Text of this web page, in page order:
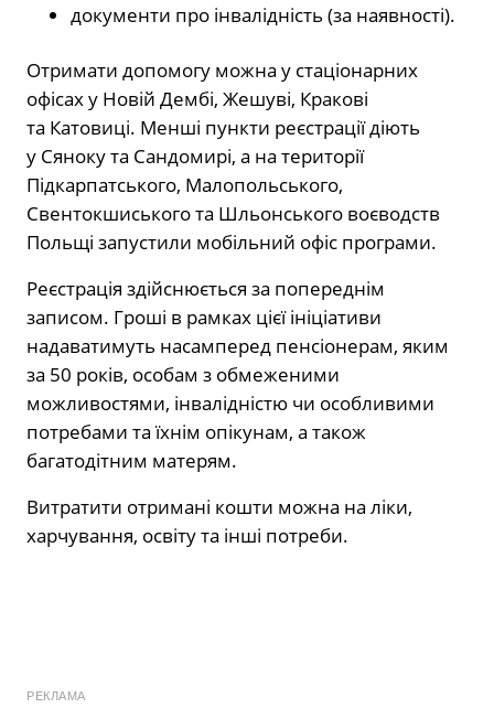
документи про інвалідність (за наявності).
Отримати допомогу можна у стаціонарних
офісах у Новій Дембі, Жешуві, Кракові
та Катовиці. Менші пункти реєстрації діють
у Сяноку та Сандомирі, а на території
Підкарпатського, Малопольського,
Свентокшиського та Шльонського воєводств
Польщі запустили мобільний офіс програми.
Реєстрація здійснюється за попереднім
записом. Гроші в рамках цієї ініціативи
надаватимуть насамперед пенсіонерам, яким
за 50 років, особам з обмеженими
можливостями, інвалідністю чи особливими
потребами та їхнім опікунам, а також
багатодітним матерям.
Витратити отримані кошти можна на ліки,
харчування, освіту та інші потреби.
РЕКЛАМА